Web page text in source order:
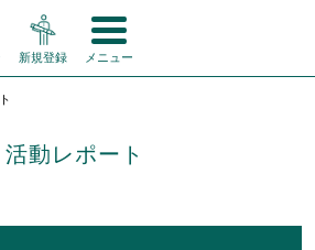
新規登録 メニュー
動レポート